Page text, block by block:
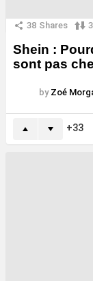
38 Shares
Shein :
sont pas
by Zoé
33